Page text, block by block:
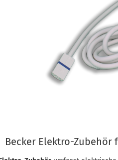
Becker Elektro-Zubehör